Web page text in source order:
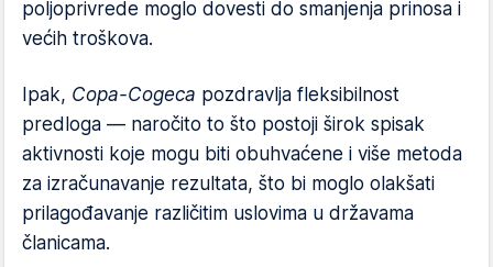
poljoprivrede moglo dovesti do smanjenja prinosa i
većih troškova.
Ipak, Copa-Cogeca pozdravlja fleksibilnost
predloga — naročito to što postoji širok spisak
aktivnosti koje mogu biti obuhvaćene i više metoda
za izračunavanje rezultata, što bi moglo olakšati
prilagođavanje različitim uslovima u državama
članicama.